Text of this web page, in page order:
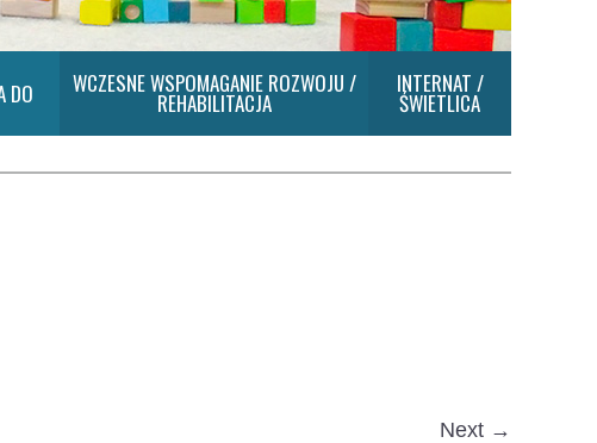
DO WCZESNE WSPOMAGANIE ROZWOJU /
REHABILITACJA
INTERNAT /
ŚWIETLICA
Next →